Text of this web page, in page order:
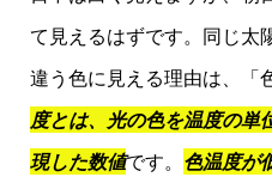
て見えるはずです。同じ太
違う色に見える理由は、「
度とは、光の色を温度の単
現した数値です。 色温度が